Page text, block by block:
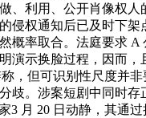
、利用、公开肖像权人
侵权通知后已及时下架
概率取合。法庭要求 A
演示换脸过程，因而，
，但可识别性尺度并非
歧。涉案短剧中同时存
3 月 20 日动静，其通